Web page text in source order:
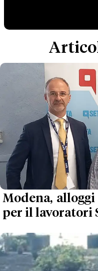
Modena,
per il lavoratori